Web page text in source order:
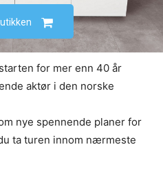
for mer enn 40 år
aktør i den norske
nye spennende planer for
ta turen innom nærmeste